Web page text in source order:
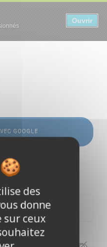
Ouvrir
GOOGLE
des
donne
sur ceux